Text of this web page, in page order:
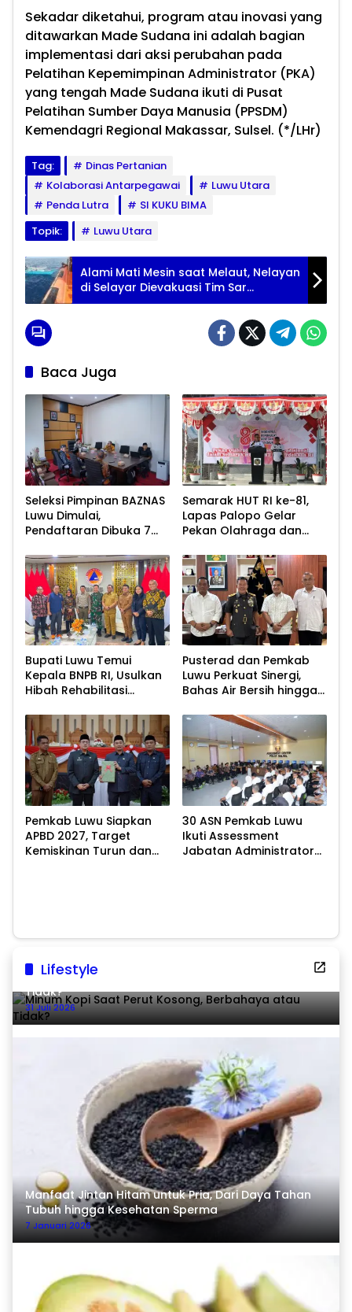
Sekadar diketahui, program atau inovasi yang
ditawarkan Made Sudana ini adalah bagian
implementasi dari aksi perubahan pada
Pelatihan Kepemimpinan Administrator (PKA)
yang tengah Made Sudana ikuti di Pusat
Pelatihan Sumber Daya Manusia (PPSDM)
Kemendagri Regional Makassar, Sulsel. (*/LHr)
Tag:
Dinas Pertanian
Kolaborasi Antarpegawai
Luwu Utara
Penda Lutra
SI KUKU BIMA
Topik:
Luwu Utara
Alami Mati Mesin saat Melaut, Nelayan
di Selayar Dievakuasi Tim Sar
Gabungan
Baca Juga
Seleksi Pimpinan BAZNAS
Luwu Dimulai,
Pendaftaran Dibuka 7
Semarak HUT RI ke-81,
Lapas Palopo Gelar
Pekan Olahraga dan
Bupati Luwu Temui
Kepala BNPB RI, Usulkan
Hibah Rehabilitasi
Pusterad dan Pemkab
Luwu Perkuat Sinergi,
Bahas Air Bersih hingga
Pascabencana
Pemkab Luwu Siapkan
APBD 2027, Target
Kemiskinan Turun dan
30 ASN Pemkab Luwu
Ikuti Assessment
Jabatan Administrator
Lifestyle
Minum Kopi Saat Perut Kosong, Berbahaya atau
Tidak?
31 Juli 2026
Manfaat Jintan Hitam untuk Pria, Dari Daya Tahan
Tubuh hingga Kesehatan Sperma
7 Januari 2026